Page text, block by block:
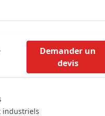
Demander un
devis
industriels